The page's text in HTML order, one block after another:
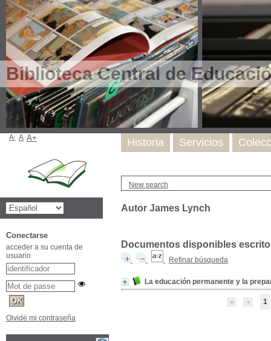
Biblioteca Central de
New search
Autor James Lynch
Documentos disponibles
Refinar búsqueda
La educación permanente y la
1
Historia Servicios
A- A A+
Conectarse
acceder a su cuenta de
usuario
Olvidé mi contraseña